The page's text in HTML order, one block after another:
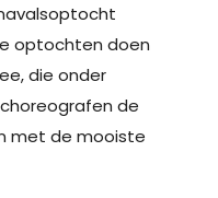
optochten doen
die onder
de
met de mooiste